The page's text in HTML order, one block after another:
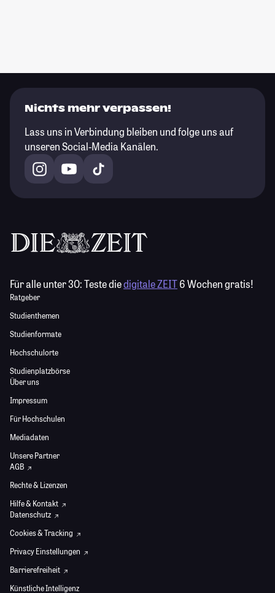
Nichts mehr verpassen!
Lass uns in Verbindung bleiben und folge uns auf
unseren Social-Media Kanälen.
Für alle unter 30:Teste diedigitale ZEIT6 Wochen gratis!
Ratgeber
Studienthemen
Studienformate
Hochschulorte
Studienplatzbörse
Über uns
Impressum
Für Hochschulen
Mediadaten
Unsere Partner
AGB
Rechte & Lizenzen
Hilfe & Kontakt
Datenschutz
Cookies & Tracking
Privacy Einstellungen
Barrierefreiheit
Künstliche Intelligenz